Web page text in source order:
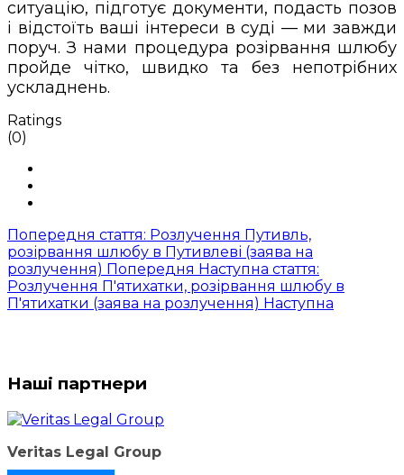
ситуацію, підготує документи, подасть позов
і відстоїть ваші інтереси в суді — ми завжди
поруч. З нами процедура розірвання шлюбу
пройде чітко, швидко та без непотрібних
ускладнень.
Ratings
(0)
Попередня стаття: Розлучення Путивль,
розірвання шлюбу в Путивлеві (заява на
розлучення) Попередня Наступна стаття:
Розлучення П'ятихатки, розірвання шлюбу в
П'ятихатки (заява на розлучення) Наступна
Наші партнери
Veritas Legal Group